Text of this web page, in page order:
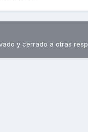
y cerrado a otras